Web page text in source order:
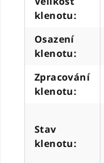
klenotu:
Osazení
klenotu:
Zpracování
klenotu:
Stav
klenotu: